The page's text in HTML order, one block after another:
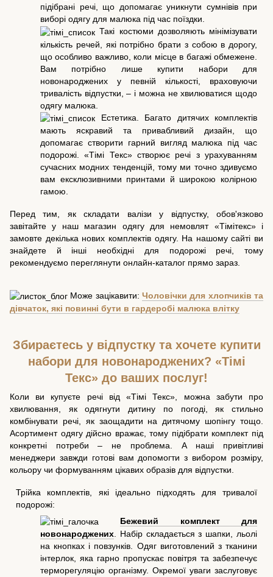
підібрані речі, що допомагає уникнути сумнівів при
виборі одягу для малюка під час поїздки.
Такі костюми дозволяють мінімізувати
кількість речей, які потрібно брати з собою в дорогу,
що особливо важливо, коли місце в багажі обмежене.
Вам потрібно лише купити набори для
новонароджених у певній кількості, враховуючи
тривалість відпустки, – і можна не хвилюватися щодо
одягу малюка.
Естетика. Багато дитячих комплектів
мають яскравий та привабливий дизайн, що
допомагає створити гарний вигляд малюка під час
подорожі. «Тімі Текс» створює речі з урахуванням
сучасних модних тенденцій, тому ми точно здивуємо
вам ексклюзивними принтами й широкою колірною
гамою.
Перед тим, як складати валізи у відпустку, обов'язково
завітайте у наш магазин одягу для немовлят «Тімітекс» і
замовте декілька нових комплектів одягу. На нашому сайті ви
знайдете й інші необхідні для подорожі речі, тому
рекомендуємо переглянути онлайн-каталог прямо зараз.
Може зацікавити: Чоловічки для хлопчиків та
дівчаток, які повинні бути в гардеробі малюка влітку
Збираєтесь у відпустку та хочете купити
набори для новонароджених? «Тімі
Текс» до ваших послуг!
Коли ви купуєте речі від «Тімі Текс», можна забути про
хвилювання, як одягнути дитину по погоді, як стильно
комбінувати речі, як заощадити на дитячому шопінгу тощо.
Асортимент одягу дійсно вражає, тому підібрати комплект під
конкретні потреби – не проблема. А наші привітливі
менеджери завжди готові вам допомогти з вибором розміру,
кольору чи формуванням цікавих образів для відпустки.
Трійка комплектів, які ідеально підходять для тривалої
подорожі:
Бежевий комплект для
новонароджених. Набір складається з шапки, льолі
на кнопках і повзунків. Одяг виготовлений з тканини
інтерлок, яка гарно пропускає повітря та забезпечує
терморегуляцію організму. Окремої уваги заслуговує